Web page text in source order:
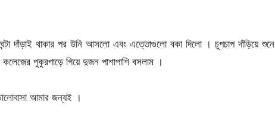
দাঁড়াই থাকার পর উনি আসলো এবং এত্তোগুলো বকা দিলো । চুপচাপ দাঁড়িয়ে শুনে
পুকুরপাড়ে গিয়ে দুজন পাশাপাশি বসলাম ।
আমার জন্যই ।